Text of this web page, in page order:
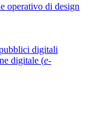
operativo di design
digitali
digitale (e-